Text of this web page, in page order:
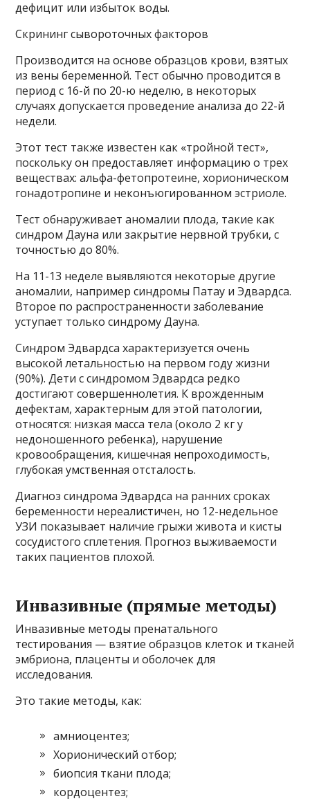
дефицит или избыток воды.
Скрининг сывороточных факторов
Производится на основе образцов крови, взятых
из вены беременной. Тест обычно проводится в
период с 16-й по 20-ю неделю, в некоторых
случаях допускается проведение анализа до 22-й
недели.
Этот тест также известен как «тройной тест»,
поскольку он предоставляет информацию о трех
веществах: альфа-фетопротеине, хорионическом
гонадотропине ​​и неконъюгированном эстриоле.
Тест обнаруживает аномалии плода, такие как
синдром Дауна или закрытие нервной трубки, с
точностью до 80%.
На 11-13 неделе выявляются некоторые другие
аномалии, например синдромы Патау и Эдвардса.
Второе по распространенности заболевание
уступает только синдрому Дауна.
Синдром Эдвардса характеризуется очень
высокой летальностью на первом году жизни
(90%). Дети с синдромом Эдвардса редко
достигают совершеннолетия. К врожденным
дефектам, характерным для этой патологии,
относятся: низкая масса тела (около 2 кг у
недоношенного ребенка), нарушение
кровообращения, кишечная непроходимость,
глубокая умственная отсталость.
Диагноз синдрома Эдвардса на ранних сроках
беременности нереалистичен, но 12-недельное
УЗИ показывает наличие грыжи живота и кисты
сосудистого сплетения. Прогноз выживаемости
таких пациентов плохой.
Инвазивные (прямые методы)
Инвазивные методы пренатального
тестирования — взятие образцов клеток и тканей
эмбриона, плаценты и оболочек для
исследования.
Это такие методы, как:
амниоцентез;
Хорионический отбор;
биопсия ткани плода;
кордоцентез;